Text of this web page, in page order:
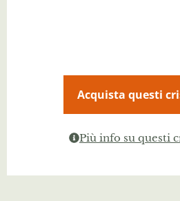
Acquista questi
Più info su questi